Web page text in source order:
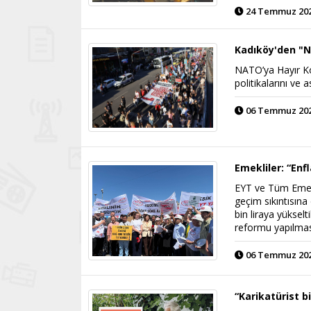
24 Temmuz
Kadıköy'den
NATO’ya Hayır
politikalarını ve
06 Temmuz
Emekliler:
EYT ve Tüm
geçim
bin liraya
reformu
06 Temmuz
“Karikatürist